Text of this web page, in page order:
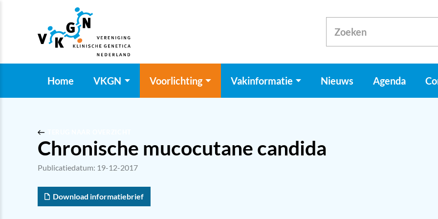
Home VKGN Voorlichting Vakinformatie Nieuws Agenda
Chronische mucocutane candida
Publicatiedatum: 19-12-2017
Download informatiebrief